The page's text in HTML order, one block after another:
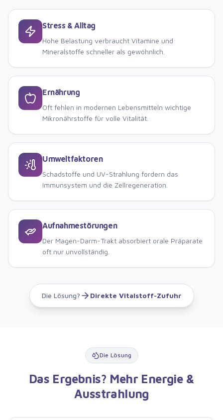
Stress & Alltag
Hohe Belastung verbraucht Vitamine und
Mineralstoffe schneller als gewöhnlich.
Ernährung
Oft fehlen in modernen Lebensmitteln wichtige
Mikronährstoffe für volle Vitalität.
Umweltfaktoren
Schadstoffe und UV-Strahlung fordern das
Immunsystem und die Zellregeneration.
Aufnahmestörungen
Der Magen-Darm-Trakt absorbiert orale Präparate
oft nur unvollständig.
Die Lösung? Direkte Vitalstoff-Zufuhr
Die Lösung
Das Ergebnis? Mehr Energie &
Ausstrahlung